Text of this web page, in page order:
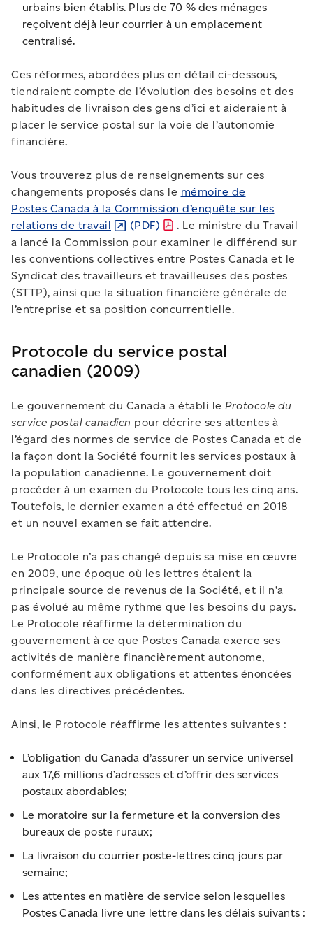
urbains bien établis. Plus de 70 % des ménages
reçoivent déjà leur courrier à un emplacement
centralisé.
Ces réformes, abordées plus en détail ci-dessous,
tiendraient compte de l’évolution des besoins et des
habitudes de livraison des gens d’ici et aideraient à
placer le service postal sur la voie de l’autonomie
financière.
Vous trouverez plus de renseignements sur ces
changements proposés dans le mémoire de
Postes Canada à la Commission d’enquête sur les
relations de travail (PDF)
. Le ministre du Travail
a lancé la Commission pour examiner le différend sur
les conventions collectives entre Postes Canada et le
Syndicat des travailleurs et travailleuses des postes
(STTP), ainsi que la situation financière générale de
l’entreprise et sa position concurrentielle.
Protocole du service postal
canadien (2009)
Le gouvernement du Canada a établi le Protocole du
service postal canadien pour décrire ses attentes à
l’égard des normes de service de Postes Canada et de
la façon dont la Société fournit les services postaux à
la population canadienne. Le gouvernement doit
procéder à un examen du Protocole tous les cinq ans.
Toutefois, le dernier examen a été effectué en 2018
et un nouvel examen se fait attendre.
Le Protocole n’a pas changé depuis sa mise en œuvre
en 2009, une époque où les lettres étaient la
principale source de revenus de la Société, et il n’a
pas évolué au même rythme que les besoins du pays.
Le Protocole réaffirme la détermination du
gouvernement à ce que Postes Canada exerce ses
activités de manière financièrement autonome,
conformément aux obligations et attentes énoncées
dans les directives précédentes.
Ainsi, le Protocole réaffirme les attentes suivantes :
L’obligation du Canada d’assurer un service universel
aux 17,6 millions d’adresses et d’offrir des services
postaux abordables;
Le moratoire sur la fermeture et la conversion des
bureaux de poste ruraux;
La livraison du courrier poste-lettres cinq jours par
semaine;
Les attentes en matière de service selon lesquelles
Postes Canada livre une lettre dans les délais suivants :